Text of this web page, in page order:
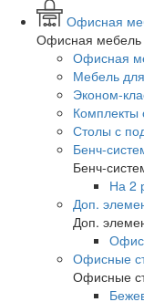
Офисная
Офисная мебель
Офисная
Мебель
Эконом-
Столы с
Бенч-
Бенч-
На 2
Доп.
Доп.
Офисные
Офисные